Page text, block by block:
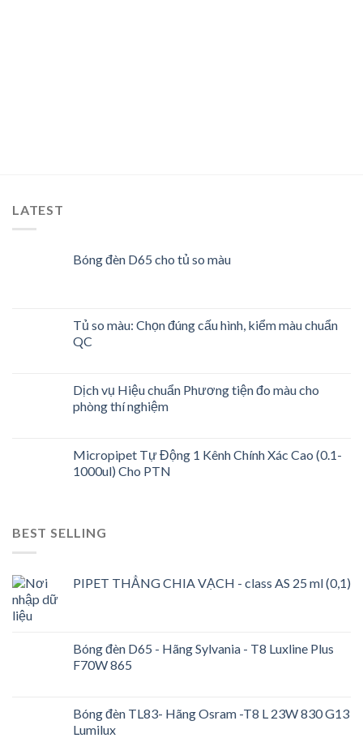
LATEST
Bóng đèn D65 cho tủ so màu
Tủ so màu: Chọn đúng cấu hình, kiểm màu chuẩn
QC
Dịch vụ Hiệu chuẩn Phương tiện đo màu cho
phòng thí nghiệm
Micropipet Tự Động 1 Kênh Chính Xác Cao (0.1-
1000ul) Cho PTN
BEST SELLING
PIPET THẲNG CHIA VẠCH - class AS 25 ml (0,1)
Bóng đèn D65 - Hãng Sylvania - T8 Luxline Plus
F70W 865
Bóng đèn TL83- Hãng Osram -T8 L 23W 830 G13
Lumilux